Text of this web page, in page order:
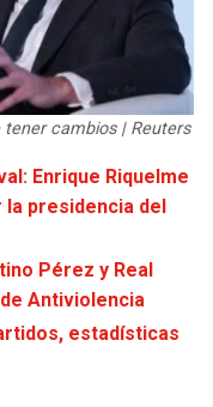
cambios | Reuters
Enrique Riquelme
la presidencia del
Pérez y Real
Antiviolencia
estadísticas